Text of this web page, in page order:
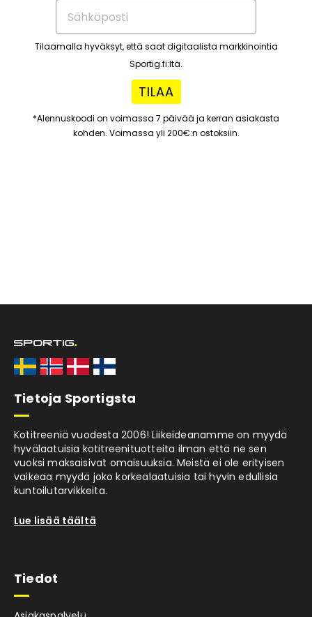
Tilaamalla hyväksyt, että saat digitaalista markkinointia
Sportig.fi:ltä.
TILAA
*Alennuskoodi on voimassa 7 päivää ja kerran asiakasta
kohden. Voimassa yli 200€:n ostoksiin.
Tietoja Sportigsta
Kotitreeniä vuodesta 2006! Liikeideanamme on myydä
hyvälaatuisia kotitreenituotteita ilman että ne sen
vuoksi maksaisivat omaisuuksia. Meistä ei ole erityisen
vaikeaa myydä joko korkealaatuisia tai hyvin edullisia
kuntoilutarvikkeita.
Lue lisää täältä
Tiedot